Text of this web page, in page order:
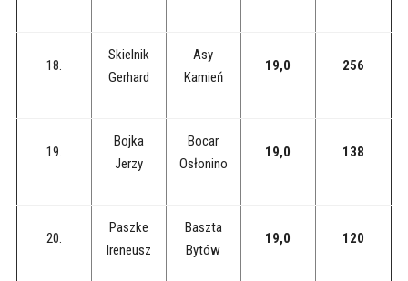
18.
Skielnik
Gerhard
Asy
Kamień
19,0 256
19.
Bojka
Jerzy
Bocar
Osłonino
19,0 138
20.
Paszke
Ireneusz
Baszta
Bytów
19,0 120